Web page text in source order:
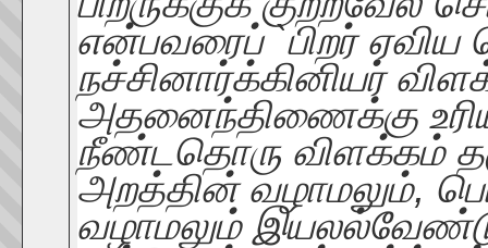
என்பவரைப் `பிறர்
நச்சினார்க்கினியர்
அதனைந்திணைக்கு
நீண்டதொரு விளக்கம்
அறத்தின் வழாமலும்,
வழாமலும்